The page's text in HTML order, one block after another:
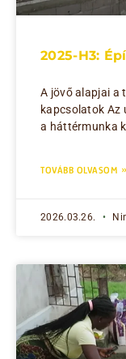
2025-H3:
A jövő alapjai a
kapcsolatok Az
a háttérmunka
TOVÁBB OLVASOM »
2026.03.26.